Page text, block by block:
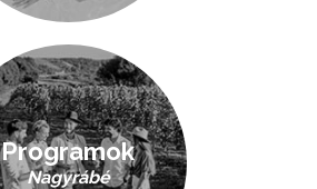
Programok
Nagyrábé